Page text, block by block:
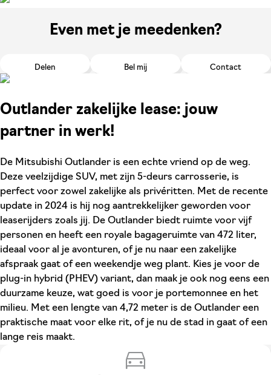
Even met je meedenken?
Delen Bel mij Contact
Outlander zakelijke lease: jouw
partner in werk!
De Mitsubishi Outlander is een echte vriend op de weg.
Deze veelzijdige SUV, met zijn 5-deurs carrosserie, is
perfect voor zowel zakelijke als privéritten. Met de recente
update in 2024 is hij nog aantrekkelijker geworden voor
leaserijders zoals jij. De Outlander biedt ruimte voor vijf
personen en heeft een royale bagageruimte van 472 liter,
ideaal voor al je avonturen, of je nu naar een zakelijke
afspraak gaat of een weekendje weg plant. Kies je voor de
plug-in hybrid (PHEV) variant, dan maak je ook nog eens een
duurzame keuze, wat goed is voor je portemonnee en het
milieu. Met een lengte van 4,72 meter is de Outlander een
praktische maat voor elke rit, of je nu de stad in gaat of een
lange reis maakt.